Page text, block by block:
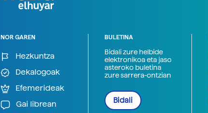
NOR GAREN
Hezkuntza
Dekalogoak
Efemerideak
Gai librean
BULETINA
Bidali zure helbide
elektronikoa eta jaso
asteroko buletina
zure sarrera-ontzian
Bidali